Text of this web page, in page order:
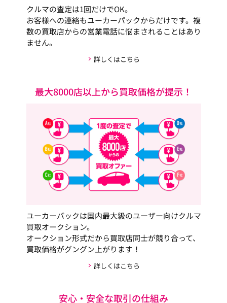
クルマの査定は1回だけでOK。
お客様への連絡もユーカーパックからだけです。複
数の買取店からの営業電話に悩まされることはあり
ません。
詳しくはこちら
最大8000店以上から買取価格が提示！
ユーカーパックは国内最大級のユーザー向けクルマ
買取オークション。
オークション形式だから買取店同士が競り合って、
買取価格がグングン上がります！
詳しくはこちら
安心・安全な取引の仕組み